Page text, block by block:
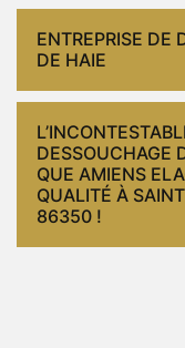
ENTREPRISE DE
DE HAIE
DESSOUCHAGE
QUE AMIENS
QUALITÉ À
86350 !